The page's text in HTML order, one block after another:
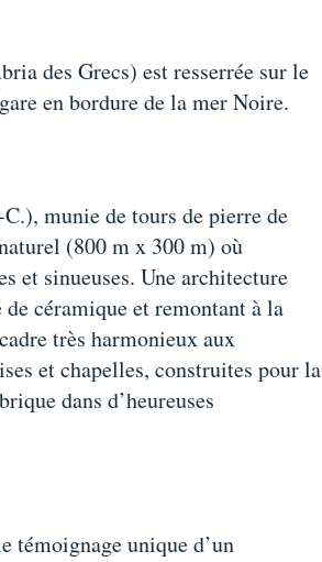
des Grecs) est resserrée sur le
en bordure de la mer Noire.
munie de tours de pierre de
(800 m x 300 m) où
et sinueuses. Une architecture
céramique et remontant à la
très harmonieux aux
et chapelles, construites pour la
dans d’heureuses
témoignage unique d’un